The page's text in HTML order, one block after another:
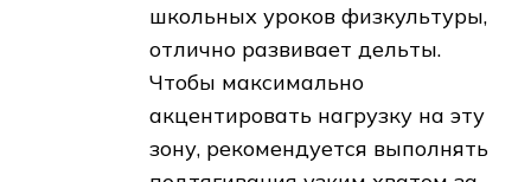
школьных уроков физкультуры,
отлично развивает дельты.
Чтобы максимально
акцентировать нагрузку на эту
зону, рекомендуется выполнять